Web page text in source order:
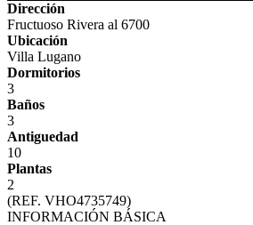
Dirección
Fructuoso Rivera al 6700
Ubicación
Villa Lugano
Dormitorios
3
Baños
3
Antiguedad
10
Plantas
2
(REF. VHO4735749)
INFORMACIÓN BÁSICA